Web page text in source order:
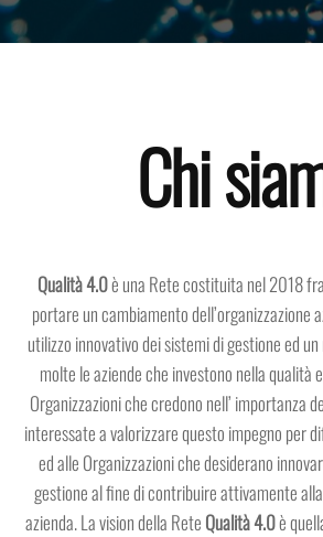
Chi
Qualità 4.0è una Rete costituita nel 2018
portare un cambiamento dell’organizzazione
utilizzo innovativo dei sistemi di gestione ed
molte le aziende che investono nella qualità
Organizzazioni che credono nell’ importanza
interessate a valorizzare questo impegno per
ed alle Organizzazioni che desiderano
gestione al fine di contribuire attivamente
azienda. La vision della Rete Qualità 4.0è